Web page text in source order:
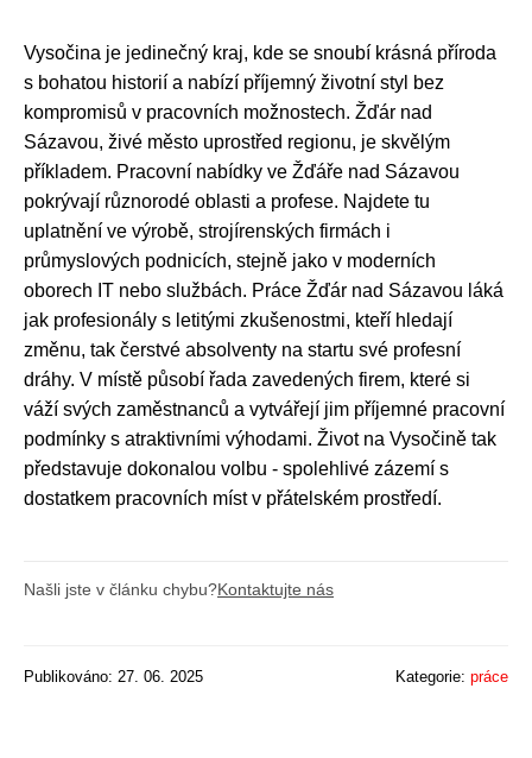
Vysočina je jedinečný kraj, kde se snoubí krásná příroda
s bohatou historií a nabízí příjemný životní styl bez
kompromisů v pracovních možnostech. Žďár nad
Sázavou, živé město uprostřed regionu, je skvělým
příkladem. Pracovní nabídky ve Žďáře nad Sázavou
pokrývají různorodé oblasti a profese. Najdete tu
uplatnění ve výrobě, strojírenských firmách i
průmyslových podnicích, stejně jako v moderních
oborech IT nebo službách. Práce Žďár nad Sázavou láká
jak profesionály s letitými zkušenostmi, kteří hledají
změnu, tak čerstvé absolventy na startu své profesní
dráhy. V místě působí řada zavedených firem, které si
váží svých zaměstnanců a vytvářejí jim příjemné pracovní
podmínky s atraktivními výhodami. Život na Vysočině tak
představuje dokonalou volbu - spolehlivé zázemí s
dostatkem pracovních míst v přátelském prostředí.
Našli jste v článku chybu?Kontaktujte nás
Publikováno: 27. 06. 2025 Kategorie: práce